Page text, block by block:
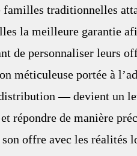
familles traditionnelles
la meilleure garantie
de personnaliser leurs
méticuleuse portée à
— devient un
répondre de manière
offre avec les réalités